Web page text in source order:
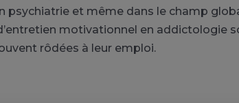
psychiatrie et même dans le champ
motivationnel en addictologie
rôdées à leur emploi.